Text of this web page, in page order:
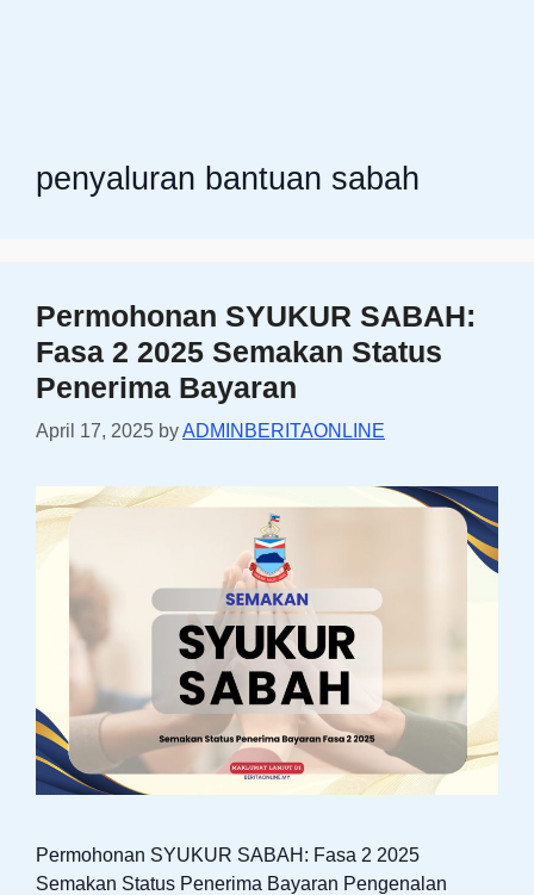
penyaluran bantuan sabah
Permohonan SYUKUR SABAH:
Fasa 2 2025 Semakan Status
Penerima Bayaran
April 17, 2025 byADMINBERITAONLINE
Permohonan SYUKUR SABAH: Fasa 2 2025
Semakan Status Penerima Bayaran Pengenalan